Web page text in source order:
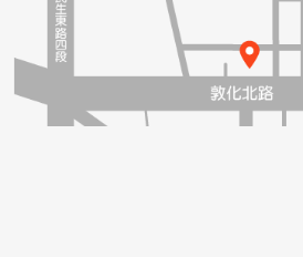
简体中文